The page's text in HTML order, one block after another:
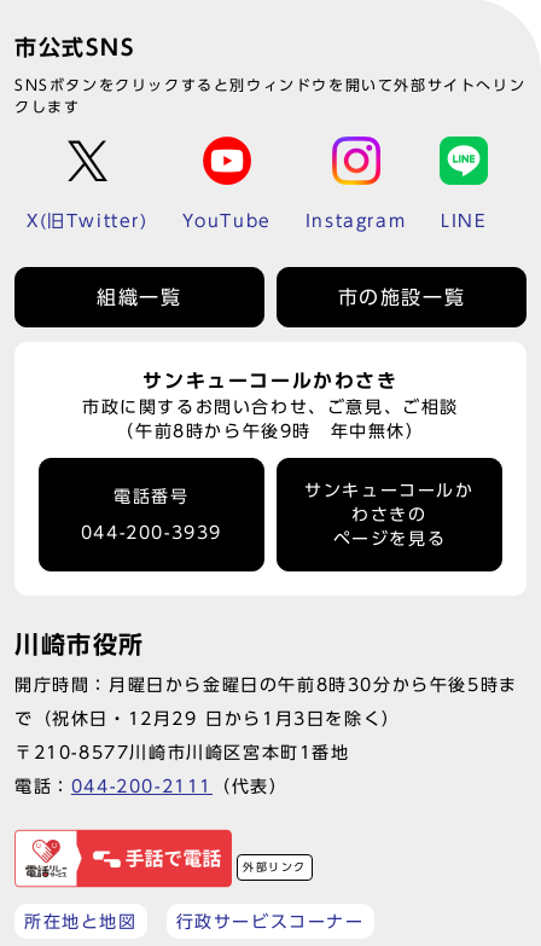
市公式SNS
SNSボタンをクリックすると別ウィンドウを開いて外部サイトへリン
クします
X(旧Twitter) YouTube Instagram LINE
組織一覧 市の施設一覧
サンキューコールかわさき
市政に関するお問い合わせ、ご意見、ご相談
（午前8時から午後9時 年中無休）
電話番号
044-200-3939
サンキューコールか
わさきの
ページを見る
川崎市役所
開庁時間：月曜日から金曜日の午前8時30分から午後5時ま
で（祝休日・12月29 日から1月3日を除く）
〒210-8577川崎市川崎区宮本町1番地
電話： 044-200-2111 （代表）
外部リンク
所在地と地図 行政サービスコーナー